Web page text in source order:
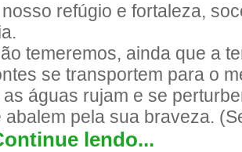
refúgio e fortaleza,
temeremos, ainda que a
se transportem para o
águas rujam e se
abalem pela sua braveza.
lendo...